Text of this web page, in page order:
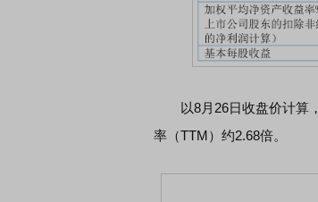
以8月26日收盘价计算，
率（TTM）约2.68倍。